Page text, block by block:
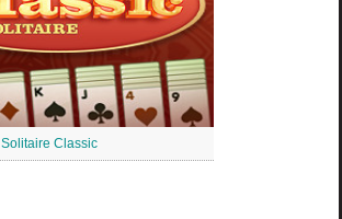
Solitaire Classic